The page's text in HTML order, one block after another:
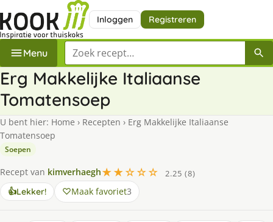
Inloggen Registreren
Menu Zoek een recept
Erg Makkelijke Italiaanse
Tomatensoep
U bent hier: Home › Recepten › Erg Makkelijke Italiaanse
Tomatensoep
Soepen
Recept van kimverhaegh★★☆☆☆
2.25 (8)
👍Lekker! Maak favoriet3